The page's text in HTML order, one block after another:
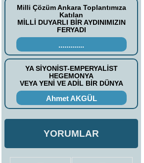
Milli Çözüm Ankara Toplantımıza
Katılan
MİLLİ DUYARLI BİR AYDINIMIZIN
FERYADI
.............
YA SİYONİST-EMPERYALİST
HEGEMONYA
VEYA YENİ VE ADİL BİR DÜNYA
Ahmet AKGÜL
YORUMLAR